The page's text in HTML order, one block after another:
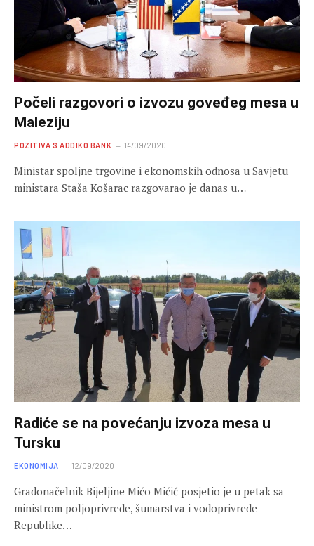
Počeli razgovori o izvozu goveđeg mesa u
Maleziju
POZITIVA S ADDIKO BANK 14/09/2020
Ministar spoljne trgovine i ekonomskih odnosa u Savjetu
ministara Staša Košarac razgovarao je danas u…
Radiće se na povećanju izvoza mesa u
Tursku
EKONOMIJA 12/09/2020
Gradonačelnik Bijeljine Mićo Mićić posjetio je u petak sa
ministrom poljoprivrede, šumarstva i vodoprivrede
Republike…